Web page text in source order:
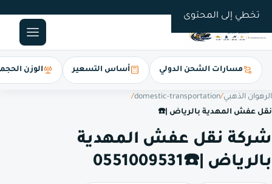
تخطي إلى المحتوى
مسارات الشحن الدولي أساس التسعير الوزن
الرهوان الذهبي/
domestic-transportation
/
نقل عفش المهدية بالرياض |☎️
شركة نقل عفش المهدية
بالرياض |☎️0551009531